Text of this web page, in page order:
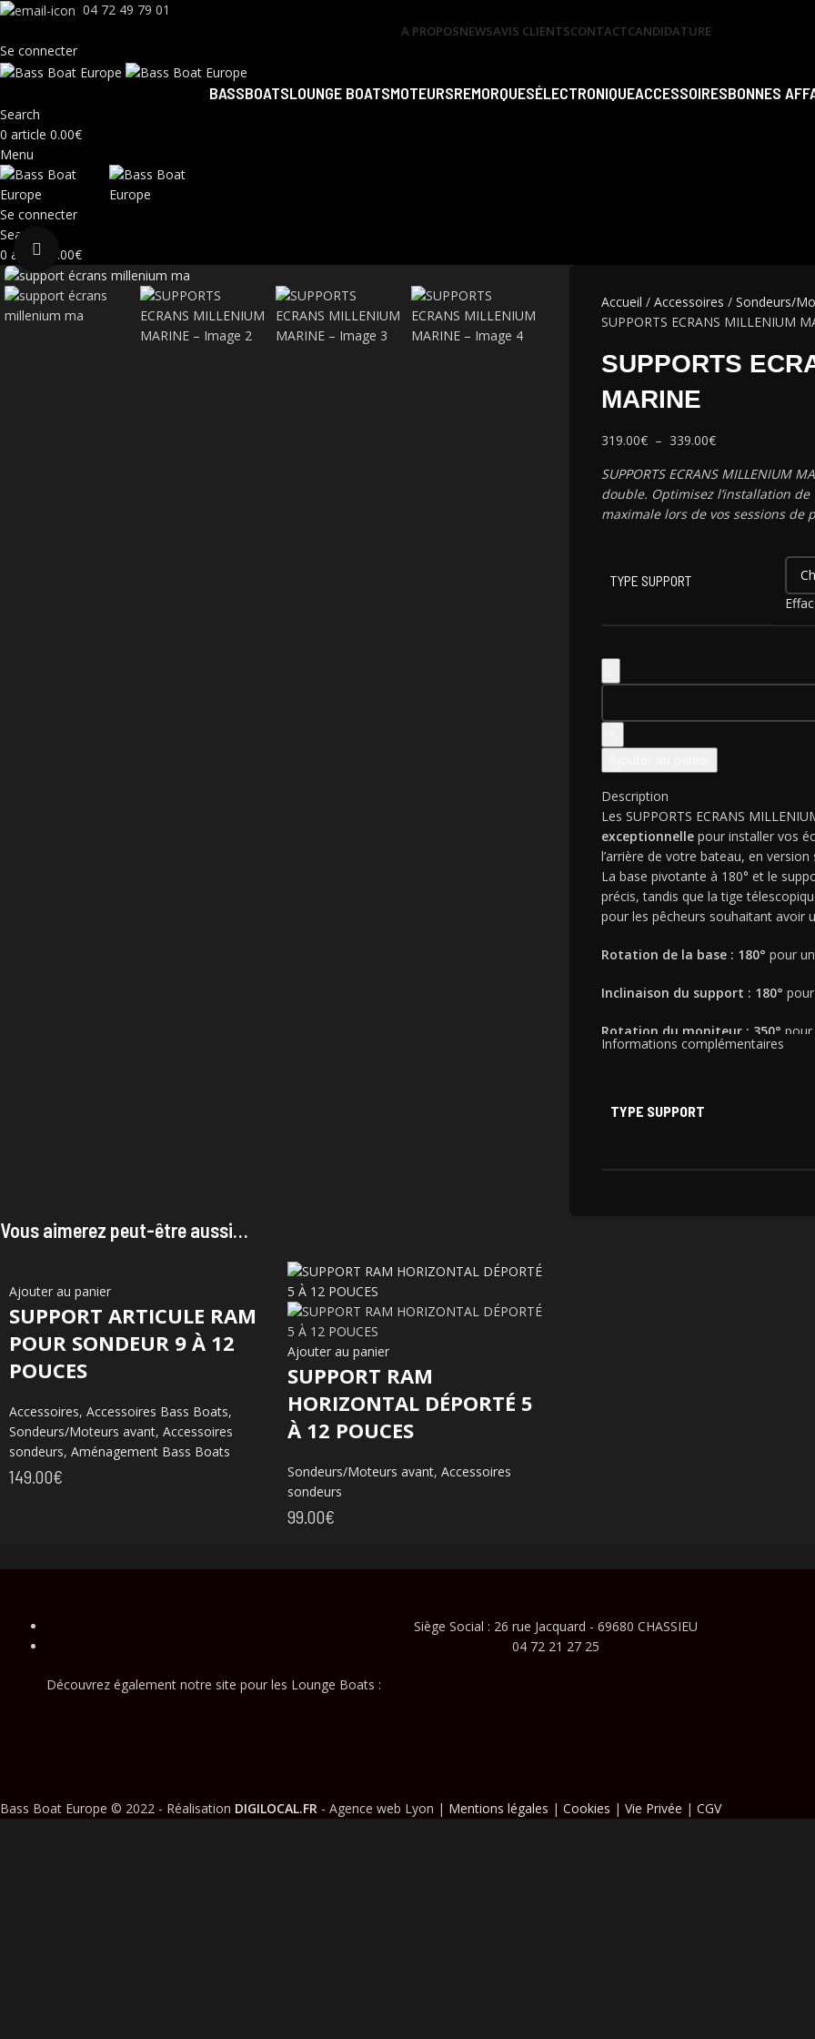
04 72 49 79 01
A PROPOSNEWSAVIS CLIENTSCONTACTCANDIDATURE
Se connecter
BASSBOATSLOUNGE BOATSMOTEURSREMORQUESÉLECTRONIQUEACCESSOIRESBONNES
Search
0 article 0.00€
Menu
Se connecter
Search
0 article 0.00€
Click to enlarge
Accueil Accessoires Sondeurs/
SUPPORTS ECRANS MILLENIUM
SUPPORTS
MARINE
319.00€ – 339.00€
SUPPORTS ECRANS MILLENIUM
double. Optimisez l’installation
maximale lors de vos sessions de
TYPE SUPPORT
Description
Les SUPPORTS ECRANS
exceptionnellepour installer vos
l’arrière de votre bateau, en
La base pivotante à 180° et le
précis, tandis que la tige
pour les pêcheurs souhaitant avoir
Rotation de la base : 180° pour
Inclinaison du support : 180°
Rotation du moniteur : 350° pour
Plaque de fixation universelle
Construction en aluminium
Oui, la plaque de fixation
3. Le support est-il résistant aux
Informations complémentaires
TYPE SUPPORT
Vous aimerez peut-être aussi…
Ajouter au panier
SUPPORT ARTICULE RAM
POUR SONDEUR 9 À 12
POUCES
Accessoires, Accessoires Bass Boats,
Sondeurs/Moteurs avant, Accessoires
sondeurs, Aménagement Bass Boats
149.00€
Ajouter au panier
SUPPORT RAM
HORIZONTAL DÉPORTÉ 5
À 12 POUCES
Sondeurs/Moteurs avant, Accessoires
sondeurs
99.00€
Siège Social : 26 rue Jacquard - 69680 CHASSIEU
04 72 21 27 25
Découvrez également notre site pour les Lounge Boats :
Bass Boat Europe © 2022 - Réalisation DIGILOCAL.FR - Agence web Lyon | Mentions légales | Cookies | Vie Privée | CGV